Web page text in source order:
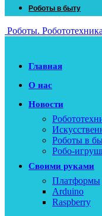
Роботы в быту
Роботы.
Главная
О нас
Новости
Роботы в
Робо-
Своими руками
Платформы
Arduino
Raspberry